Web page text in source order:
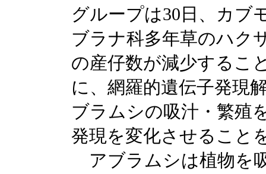
グループは30日、カブ
ブラナ科多年草のハク
の産仔数が減少するこ
に、網羅的遺伝子発現
ブラムシの吸汁・繁殖
発現を変化させること
アブラムシは植物を